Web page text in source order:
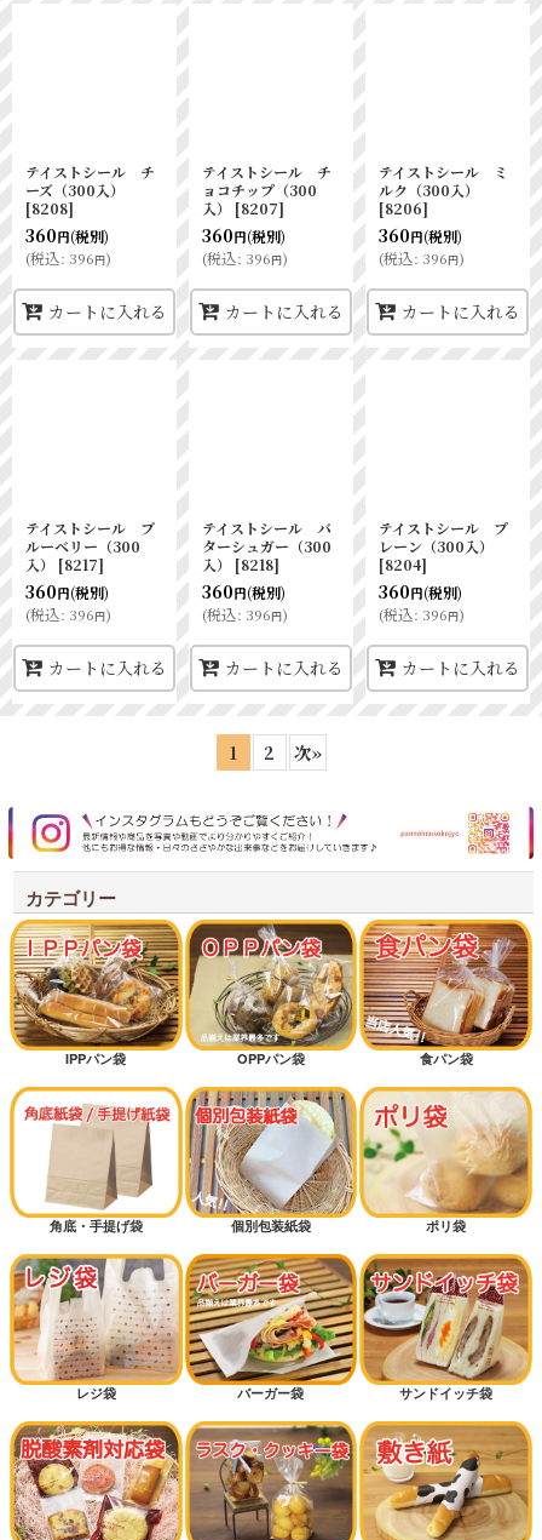
テイストシール チ
ーズ（300入）
[8208]
360円(税別)
(税込: 396円)
カートに入れる
テイストシール チ
ョコチップ（300
入）
[8207]
360円(税別)
(税込: 396円)
カートに入れる
テイストシール ミ
ルク（300入）
[8206]
360円(税別)
(税込: 396円)
カートに入れる
テイストシール ブ
ルーベリー（300
入）
[8217]
360円(税別)
(税込: 396円)
カートに入れる
テイストシール バ
ターシュガー（300
入）
[8218]
360円(税別)
(税込: 396円)
カートに入れる
テイストシール プ
レーン（300入）
[8204]
360円(税別)
(税込: 396円)
カートに入れる
1 2 次»
カテゴリー
IPPパン袋 OPPパン袋 食パン袋
角底・手提げ袋 個別包装紙袋 ポリ袋
レジ袋 バーガー袋 サンドイッチ袋